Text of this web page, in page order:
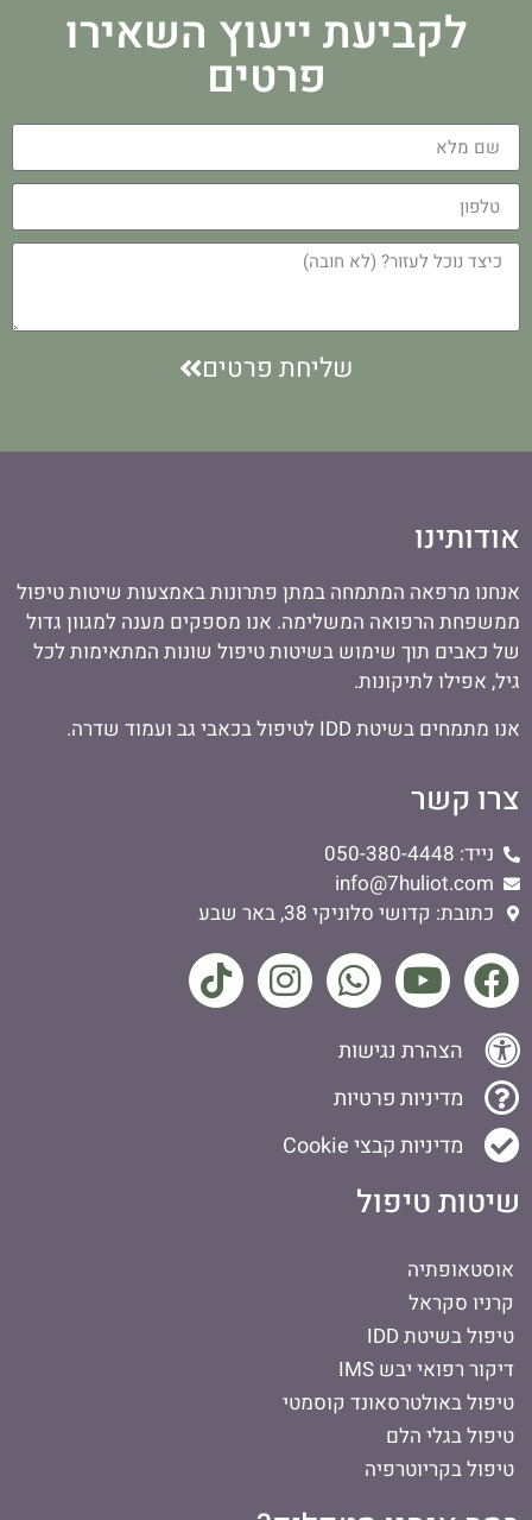
לקביעת ייעוץ השאירו
פרטים
שליחת פרטים
אודותינו
אנחנו מרפאה המתמחה במתן פתרונות באמצעות שיטות טיפול
ממשפחת הרפואה המשלימה. אנו מספקים מענה למגוון גדול
של כאבים תוך שימוש בשיטות טיפול שונות המתאימות לכל
גיל, אפילו לתיקונות.
אנו מתמחים בשיטת IDD לטיפול בכאבי גב ועמוד שדרה.
צרו קשר
נייד: 050-380-4448
info@7huliot.com
כתובת: קדושי סלוניקי 38, באר שבע
הצהרת נגישות
מדיניות פרטיות
מדיניות קבצי Cookie
שיטות טיפול
אוסטאופתיה
קרניו סקראל
טיפול בשיטת IDD
דיקור רפואי יבש IMS
טיפול באולטרסאונד קוסמטי
טיפול בגלי הלם
טיפול בקריוטרפיה